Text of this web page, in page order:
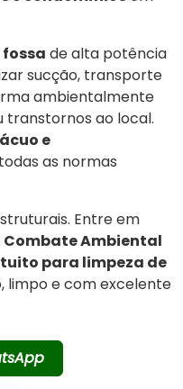
de alta potência
sucção, transporte
ambientalmente
transtornos ao local.
e
as normas
Entre em
Combate Ambiental
para limpeza de
limpo e com excelente